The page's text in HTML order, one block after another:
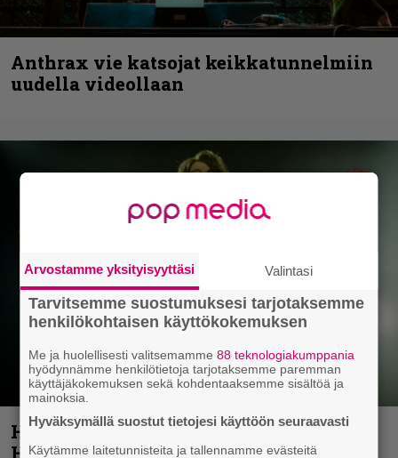
Anthrax vie katsojat keikkatunnelmiin
uudella videollaan
Helloween- ja Gamma Ray -mies Kai
Hansen julkaisi uuden maistiaisen
Arvostamme yksityisyyttäsi Valintasi
Tarvitsemme suostumuksesi tarjotaksemme
henkilökohtaisen käyttökokemuksen
Me ja huolellisesti valitsemamme88 teknologiakumppania
hyödynnämme henkilötietoja tarjotaksemme paremman
käyttäjäkokemuksen sekä kohdentaaksemme sisältöä ja
mainoksia.
Hyväksymällä suostut tietojesi käyttöön seuraavasti
Käytämme laitetunnisteita ja tallennamme evästeitä